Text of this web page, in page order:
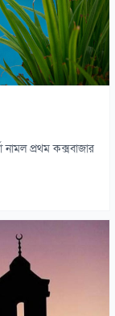
নামল প্রথম কক্সবাজার